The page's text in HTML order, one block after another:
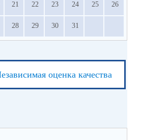
21 22 23 24 25 26
28 29 30 31
оценка качества